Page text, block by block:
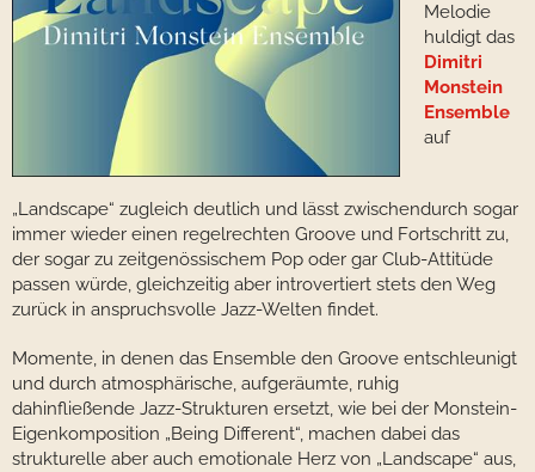
Melodie
huldigt das
Dimitri
Monstein
Ensemble
auf
„Landscape“ zugleich deutlich und lässt zwischendurch sogar
immer wieder einen regelrechten Groove und Fortschritt zu,
der sogar zu zeitgenössischem Pop oder gar Club-Attitüde
passen würde, gleichzeitig aber introvertiert stets den Weg
zurück in anspruchsvolle Jazz-Welten findet.
Momente, in denen das Ensemble den Groove entschleunigt
und durch atmosphärische, aufgeräumte, ruhig
dahinfließende Jazz-Strukturen ersetzt, wie bei der Monstein-
Eigenkomposition „Being Different“, machen dabei das
strukturelle aber auch emotionale Herz von „Landscape“ aus,